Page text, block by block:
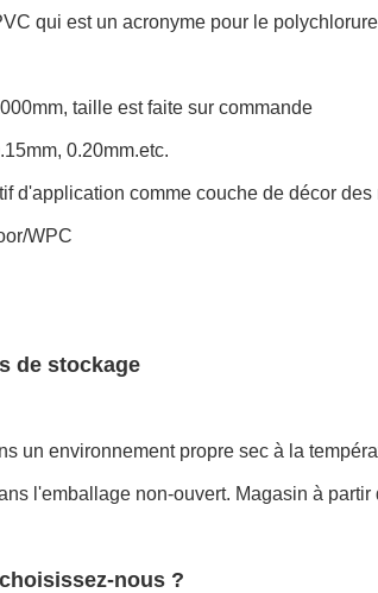
qui est un acronyme pour le
taille est faite sur commande
0.20mm.etc.
d'application comme couche de décor
WPC
de stockage
un environnement propre sec à la
l'emballage non-ouvert. Magasin à
nous ?